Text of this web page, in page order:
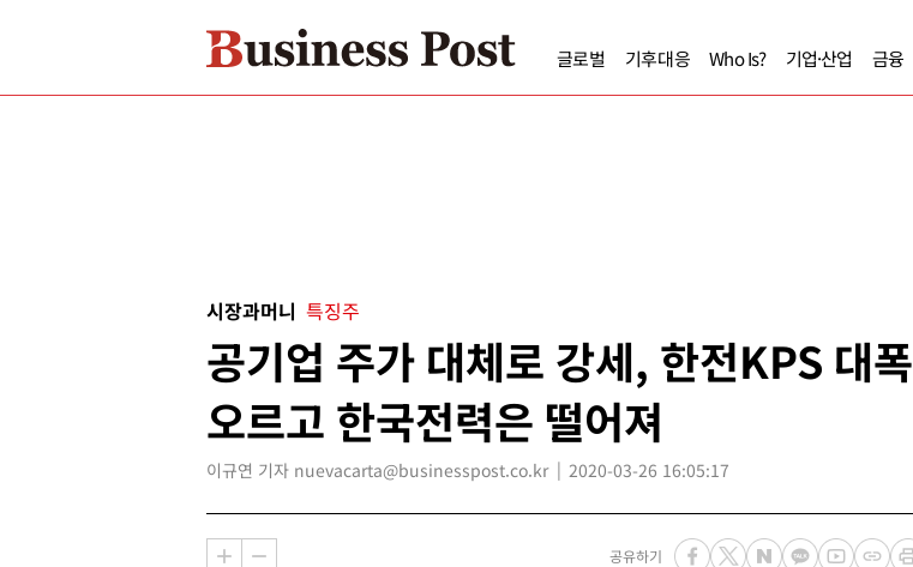
글로벌 기후대응 Who Is? 기업·산업 금융
시장과머니 특징주
공기업 주가 대체로 강세, 한전KPS 대폭
오르고 한국전력은 떨어져
이규연 기자 nuevacarta@businesspost.co.kr 2020-03-26 16:05:17
공유하기